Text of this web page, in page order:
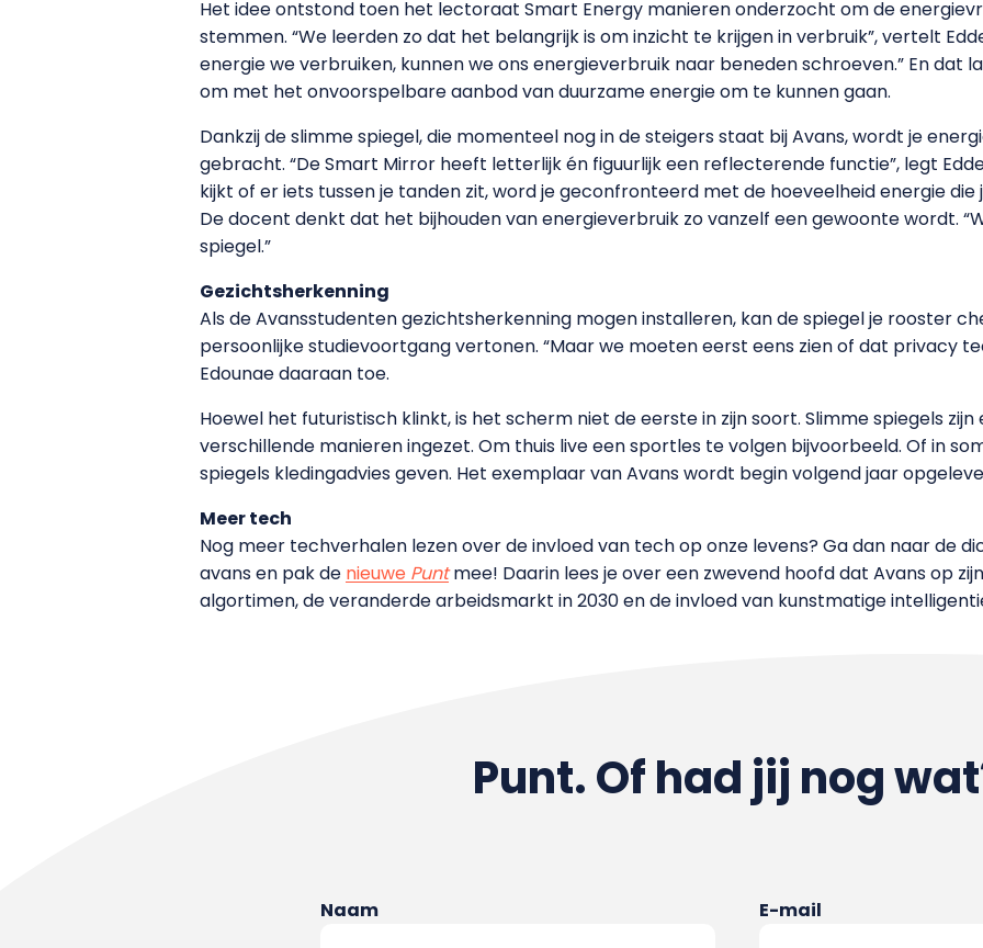
Het idee ontstond toen het lectoraat Smart Energy manieren onderzocht om de
stemmen. “We leerden zo dat het belangrijk is om inzicht te krijgen in verbruik”, vertelt
energie we verbruiken, kunnen we ons energieverbruik naar beneden schroeven.” En dat
om met het onvoorspelbare aanbod van duurzame energie om te kunnen gaan.
Dankzij de slimme spiegel, die momenteel nog in de steigers staat bij Avans, wordt je
gebracht. “De Smart Mirror heeft letterlijk én figuurlijk een reflecterende functie”, legt
kijkt of er iets tussen je tanden zit, word je geconfronteerd met de hoeveelheid energie
De docent denkt dat het bijhouden van energieverbruik zo vanzelf een gewoonte wordt.
spiegel.”
Gezichtsherkenning
Als de Avansstudenten gezichtsherkenning mogen installeren, kan de spiegel je rooster
persoonlijke studievoortgang vertonen. “Maar we moeten eerst eens zien of dat privacy
Edounae daaraan toe.
Hoewel het futuristisch klinkt, is het scherm niet de eerste in zijn soort. Slimme spiegels
verschillende manieren ingezet. Om thuis live een sportles te volgen bijvoorbeeld. Of in
spiegels kledingadvies geven. Het exemplaar van Avans wordt begin volgend jaar
Meer tech
Nog meer techverhalen lezen over de invloed van tech op onze levens? Ga dan naar de
avans en pak de nieuwe Puntmee! Daarin lees je over een zwevend hoofd dat Avans op
algortimen, de veranderde arbeidsmarkt in 2030 en de invloed van kunstmatige
Punt. Of had jij nog
Naam E-mail